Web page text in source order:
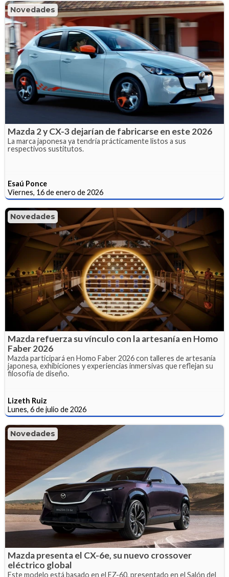
Novedades
Mazda 2 y CX-3 dejarían de fabricarse en este 2026
La marca japonesa ya tendría prácticamente listos a sus
respectivos sustitutos.
Esaú Ponce
Viernes, 16 de enero de 2026
Novedades
Mazda refuerza su vínculo con la artesanía en Homo
Faber 2026
Mazda participará en Homo Faber 2026 con talleres de artesanía
japonesa, exhibiciones y experiencias inmersivas que reflejan su
filosofía de diseño.
Lizeth Ruiz
Lunes, 6 de julio de 2026
Novedades
Mazda presenta el CX-6e, su nuevo crossover
eléctrico global
Este modelo está basado en el EZ-60, presentado en el Salón del